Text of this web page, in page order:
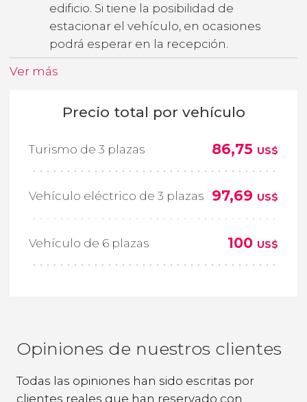
edificio. Si tiene la posibilidad de
estacionar el vehículo, en ocasiones
podrá esperar en la recepción.
Ver más
Precio total por vehículo
Turismo de 3 plazas 86,75 US$
Vehículo eléctrico de 3 plazas 97,69 US$
Vehículo de 6 plazas 100 US$
Opiniones de nuestros clientes
Todas las opiniones han sido escritas por
clientes reales que han reservado con